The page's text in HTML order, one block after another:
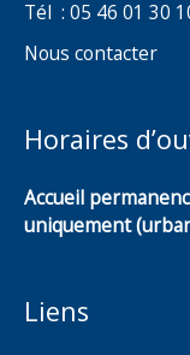
Tél : 05 46 01 30
Nous contacter
Horaires
Accueil
uniquement
Liens